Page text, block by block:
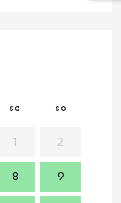
sa so
1 2
8 9